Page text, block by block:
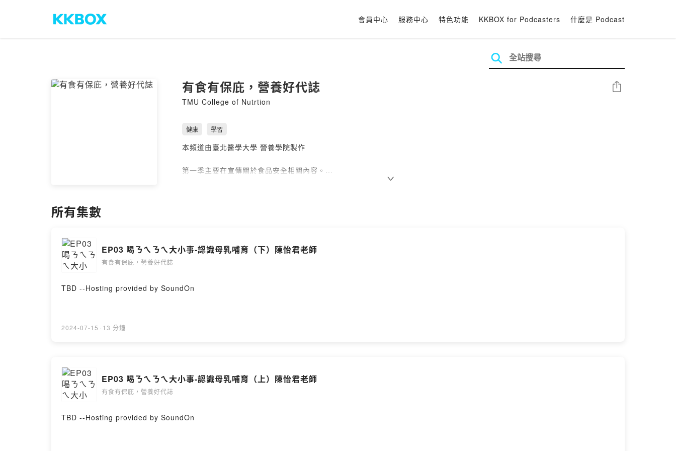
會員中心 服務中心 特色功能 KKBOX for Podcasters 什麼是 Podcast
有食有保庇，營養好代誌
TMU College of Nutrtion
分享
健康 學習
本頻道由臺北醫學大學 營養學院製作
第一季主要在宣傳關於食品安全相關內容。
所有集數
EP03 喝ㄋㄟㄋㄟ大小事-認識母乳哺育（下）陳怡君老師
有食有保庇，營養好代誌
TBD --Hosting provided by SoundOn
2024-07-15 · 13 分鐘
EP03 喝ㄋㄟㄋㄟ大小事-認識母乳哺育（上）陳怡君老師
有食有保庇，營養好代誌
TBD --Hosting provided by SoundOn